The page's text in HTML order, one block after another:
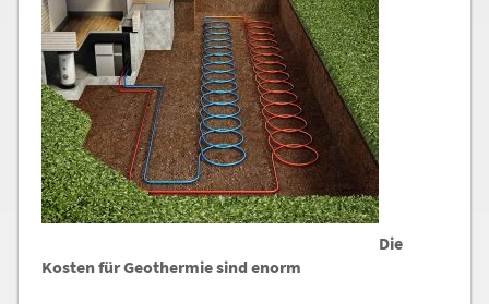
Die
Kosten für Geothermie sind enorm